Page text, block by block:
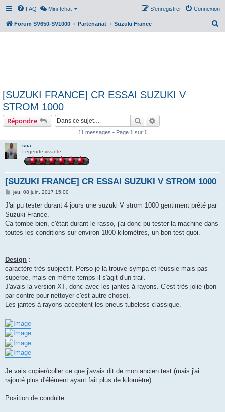
FAQ Mini-tchat Connexion
S’enregistrer
Forum SV650-SV1000 Partenariat Suzuki France
[SUZUKI FRANCE] CR ESSAI SUZUKI V
STROM 1000
Répondre Rechercher
11 messages • Page 1 sur 1
sca
Légende vivante
[SUZUKI FRANCE] CR ESSAI SUZUKI V STROM 1000
M
s
a
g
jeu. 08 juin, 2017 15:00
J'ai pu tester durant 4 jours une suzuki V strom 1000 gentiment prêté par
Suzuki France.
Ca tombe bien, c'était durant le rasso, j'ai donc pu tester la machine dans
toutes les conditions sur environ 1800 kilomètres, un bon test quoi.
Design :
caractère très subjectif. Perso je la trouve sympa et réussie mais pas
superbe, mais en même temps il s'agit d'un trail.
J'avais la version XT, donc avec les jantes à rayons. C'est très jolie (bon
par contre pour nettoyer c'est autre chose).
Les jantes à rayons acceptent les pneus tubeless classique.
Je vais copier/coller ce que j'avais dit de mon ancien test (mais j'ai
rajouté plus d'élément ayant fait plus de kilomètre).
Position de conduite :